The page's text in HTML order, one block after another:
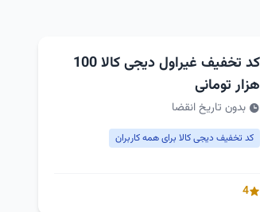
کد تخفیف غیراول دیجی کالا 100
هزار تومانی
بدون تاریخ انقضا
کد تخفیف دیجی کالا برای همه کاربران
4